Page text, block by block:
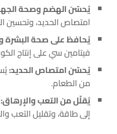
يُحسّن الهضم وصحة
امتصاص الحديد، وتحسين
يُحافظ على صحة البشرة
فيتامين سي على إنتاج
يُحسّن امتصاص الحديد:
من الطعام.
يُقلّل من التعب والإرهاق:
إلى طاقة، وتقليل التعب